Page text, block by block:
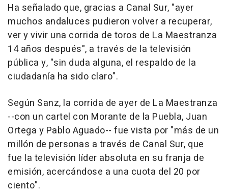
Ha señalado que, gracias a Canal Sur, "ayer
muchos andaluces pudieron volver a recuperar,
ver y vivir una corrida de toros de La Maestranza
14 años después", a través de la televisión
pública y, "sin duda alguna, el respaldo de la
ciudadanía ha sido claro".
Según Sanz, la corrida de ayer de La Maestranza
--con un cartel con Morante de la Puebla, Juan
Ortega y Pablo Aguado-- fue vista por "más de un
millón de personas a través de Canal Sur, que
fue la televisión líder absoluta en su franja de
emisión, acercándose a una cuota del 20 por
ciento".